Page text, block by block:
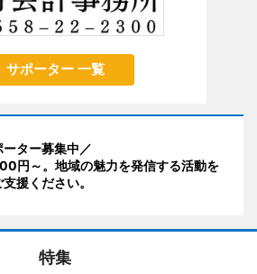
サポーター 一覧
ーター募集中／
円～。地域の魅力を発信する活動を
援ください。
特集